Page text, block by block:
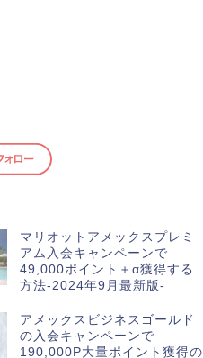
マリオットアメックスプレミ
アム入会キャンペーンで
49,000ポイント＋α獲得する
方法-2024年9月最新版-
アメックスビジネスゴールド
の入会キャンペーンで
190,000P大量ポイント獲得の